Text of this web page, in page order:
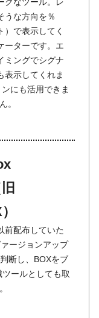
クなツール。レ
うな方向を％
）で表示してく
ーターです。エ
ミングでシグナ
表示してくれま
にも活用できま
。
前配布していた
ージョンアップ
断し、BOXをブ
ールとしても取